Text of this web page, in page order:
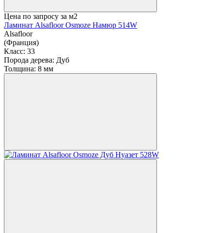
Цена по запросу за м2
Ламинат Alsafloor Osmoze Намюр 514W
Alsafloor
(Франция)
Класс: 33
Порода дерева: Дуб
Толщина: 8 мм